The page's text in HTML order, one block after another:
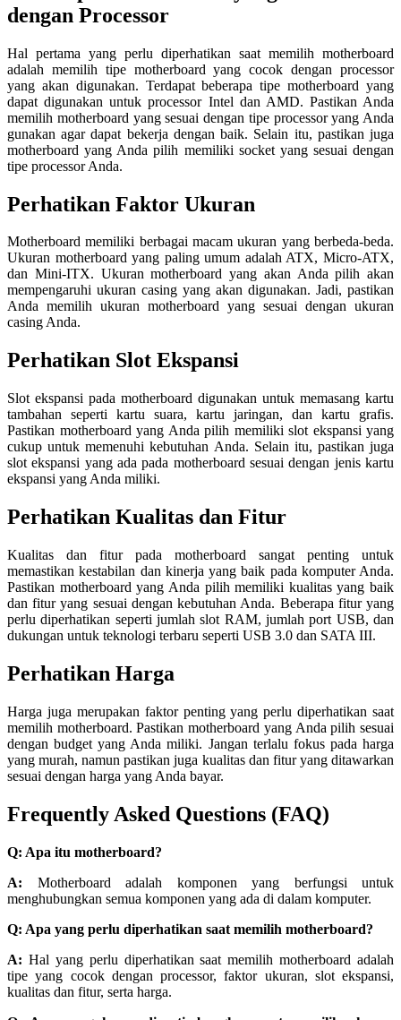
dengan Processor
Hal pertama yang perlu diperhatikan saat memilih motherboard
adalah memilih tipe motherboard yang cocok dengan processor
yang akan digunakan. Terdapat beberapa tipe motherboard yang
dapat digunakan untuk processor Intel dan AMD. Pastikan Anda
memilih motherboard yang sesuai dengan tipe processor yang Anda
gunakan agar dapat bekerja dengan baik. Selain itu, pastikan juga
motherboard yang Anda pilih memiliki socket yang sesuai dengan
tipe processor Anda.
Perhatikan Faktor Ukuran
Motherboard memiliki berbagai macam ukuran yang berbeda-beda.
Ukuran motherboard yang paling umum adalah ATX, Micro-ATX,
dan Mini-ITX. Ukuran motherboard yang akan Anda pilih akan
mempengaruhi ukuran casing yang akan digunakan. Jadi, pastikan
Anda memilih ukuran motherboard yang sesuai dengan ukuran
casing Anda.
Perhatikan Slot Ekspansi
Slot ekspansi pada motherboard digunakan untuk memasang kartu
tambahan seperti kartu suara, kartu jaringan, dan kartu grafis.
Pastikan motherboard yang Anda pilih memiliki slot ekspansi yang
cukup untuk memenuhi kebutuhan Anda. Selain itu, pastikan juga
slot ekspansi yang ada pada motherboard sesuai dengan jenis kartu
ekspansi yang Anda miliki.
Perhatikan Kualitas dan Fitur
Kualitas dan fitur pada motherboard sangat penting untuk
memastikan kestabilan dan kinerja yang baik pada komputer Anda.
Pastikan motherboard yang Anda pilih memiliki kualitas yang baik
dan fitur yang sesuai dengan kebutuhan Anda. Beberapa fitur yang
perlu diperhatikan seperti jumlah slot RAM, jumlah port USB, dan
dukungan untuk teknologi terbaru seperti USB 3.0 dan SATA III.
Perhatikan Harga
Harga juga merupakan faktor penting yang perlu diperhatikan saat
memilih motherboard. Pastikan motherboard yang Anda pilih sesuai
dengan budget yang Anda miliki. Jangan terlalu fokus pada harga
yang murah, namun pastikan juga kualitas dan fitur yang ditawarkan
sesuai dengan harga yang Anda bayar.
Frequently Asked Questions (FAQ)
Q: Apa itu motherboard?
A: Motherboard adalah komponen yang berfungsi untuk
menghubungkan semua komponen yang ada di dalam komputer.
Q: Apa yang perlu diperhatikan saat memilih motherboard?
A: Hal yang perlu diperhatikan saat memilih motherboard adalah
tipe yang cocok dengan processor, faktor ukuran, slot ekspansi,
kualitas dan fitur, serta harga.